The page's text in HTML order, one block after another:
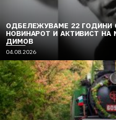
ОДБЕЛЕЖУВАМЕ 22 ГОДИНИ
НОВИНАРОТ И АКТИВИСТ
ДИМОВ
04.08.2026